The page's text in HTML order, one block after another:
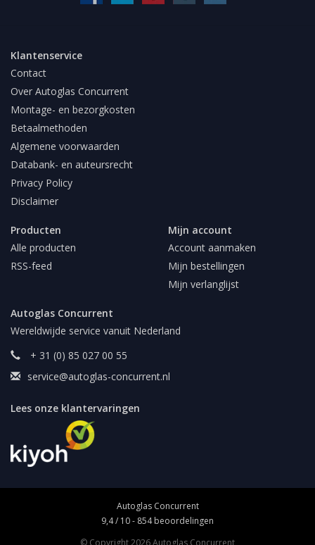
Klantenservice
Contact
Over Autoglas Concurrent
Montage- en bezorgkosten
Betaalmethoden
Algemene voorwaarden
Databank- en auteursrecht
Privacy Policy
Disclaimer
Producten
Alle producten
RSS-feed
Mijn account
Account aanmaken
Mijn bestellingen
Mijn verlanglijst
Autoglas Concurrent
Wereldwijde service vanuit Nederland
+ 31 (0) 85 027 00 55
service@autoglas-concurrent.nl
Lees onze klantervaringen
Autoglas Concurrent
9,4/ 10- 854beoordelingen
© Copyright 2026 Autoglas Concurrent